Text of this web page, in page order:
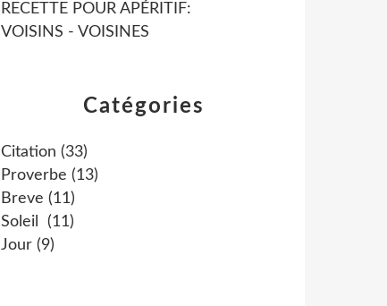
Catégories
Citation (33)
Proverbe (13)
Breve (11)
Soleil
(11)
Jour (9)
RECETTE POUR APÉRITIF:
VOISINS - VOISINES